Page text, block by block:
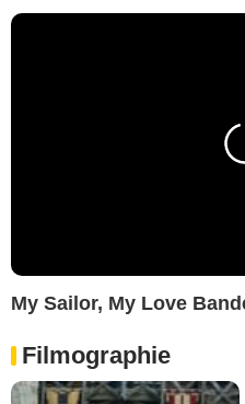
My Sailor, My Love
Filmographie